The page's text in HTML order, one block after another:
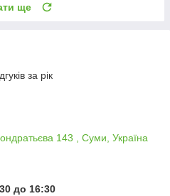
ще
за рік
143 , Суми, Україна
до 16:30